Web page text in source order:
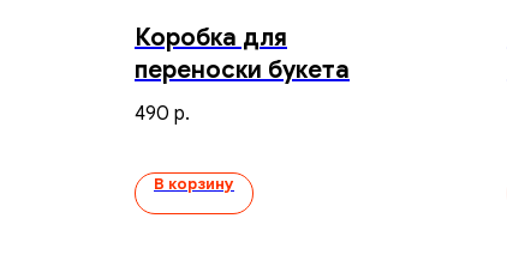
Коробка для
переноски букета
490 р.
В корзину